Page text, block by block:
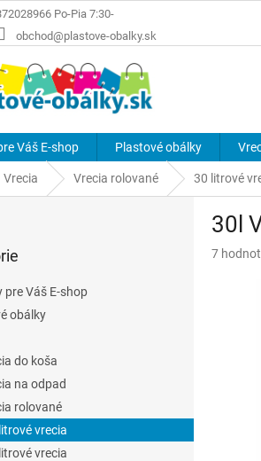
Po-Pia 7:30-
obchod@plastove-obalky.sk
Váš E-shop Plastové obálky
Vrecia Vrecia rolované 30 litrové
pre Váš E-shop
obálky
do koša
na odpad
rolované
vrecia
vrecia
30l
7